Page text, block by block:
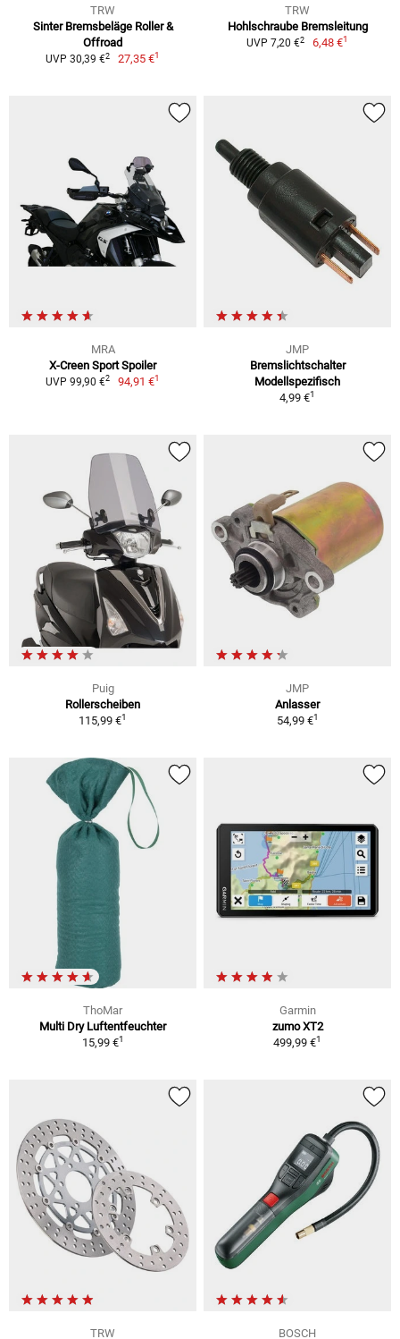
TRW
Sinter Bremsbeläge Roller &
Offroad
UVP 30,39 €2 27,35 €1
TRW
Hohlschraube Bremsleitung
UVP 7,20 €2 6,48 €1
MRA
X-Creen Sport Spoiler
UVP 99,90 €2 94,91 €1
JMP
Bremslichtschalter
Modellspezifisch
4,99 €1
Puig
Rollerscheiben
115,99 €1
JMP
Anlasser
54,99 €1
ThoMar
Multi Dry Luftentfeuchter
15,99 €1
Garmin
zumo XT2
499,99 €1
TRW BOSCH